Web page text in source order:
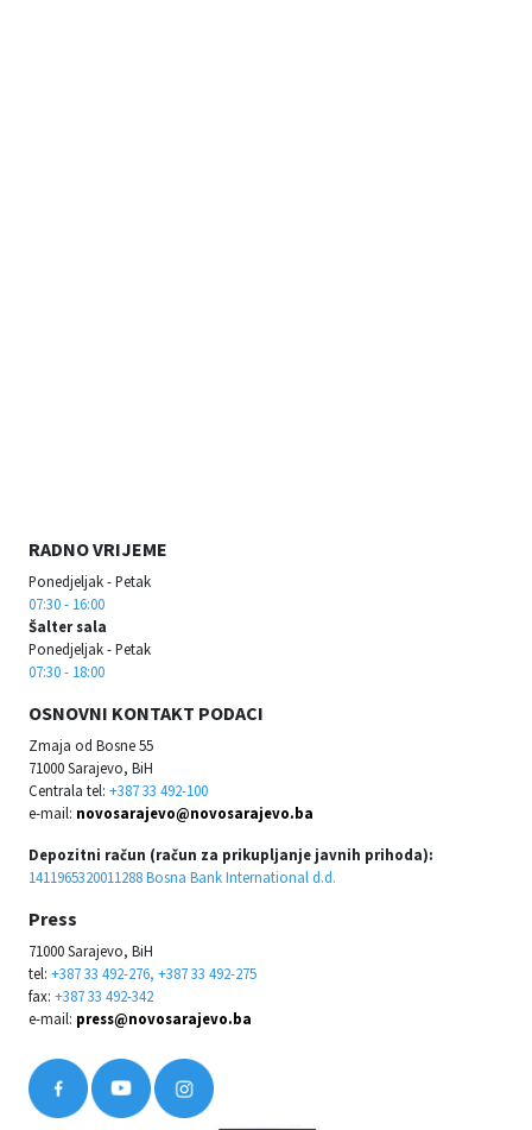
RADNO VRIJEME
Ponedjeljak - Petak
07:30 - 16:00
Šalter sala
Ponedjeljak - Petak
07:30 - 18:00
OSNOVNI KONTAKT PODACI
Zmaja od Bosne 55
71000 Sarajevo, BiH
Centrala tel: +387 33 492-100
e-mail: novosarajevo@novosarajevo.ba
Depozitni račun (račun za prikupljanje javnih prihoda):
1411965320011288 Bosna Bank International d.d.
Press
71000 Sarajevo, BiH
tel: +387 33 492-276, +387 33 492-275
fax: +387 33 492-342
e-mail: press@novosarajevo.ba